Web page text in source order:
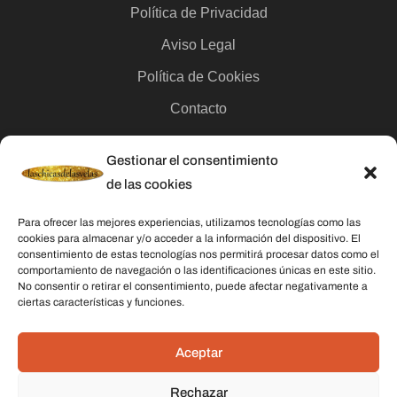
Gestionar el consentimiento
de las cookies
Para ofrecer las mejores experiencias, utilizamos tecnologías como las
cookies para almacenar y/o acceder a la información del dispositivo. El
consentimiento de estas tecnologías nos permitirá procesar datos como el
comportamiento de navegación o las identificaciones únicas en este sitio.
No consentir o retirar el consentimiento, puede afectar negativamente a
ciertas características y funciones.
Aceptar
Rechazar
Política de Privacidad
Aviso Legal
Política de Cookies
Contacto
Categorías
Velas
Inciensos
Aceites esenciales
Aguas rituales y colonias
Datos De Contacto
Dirección:C/ Stella Maris, 20 50015 Zaragoza